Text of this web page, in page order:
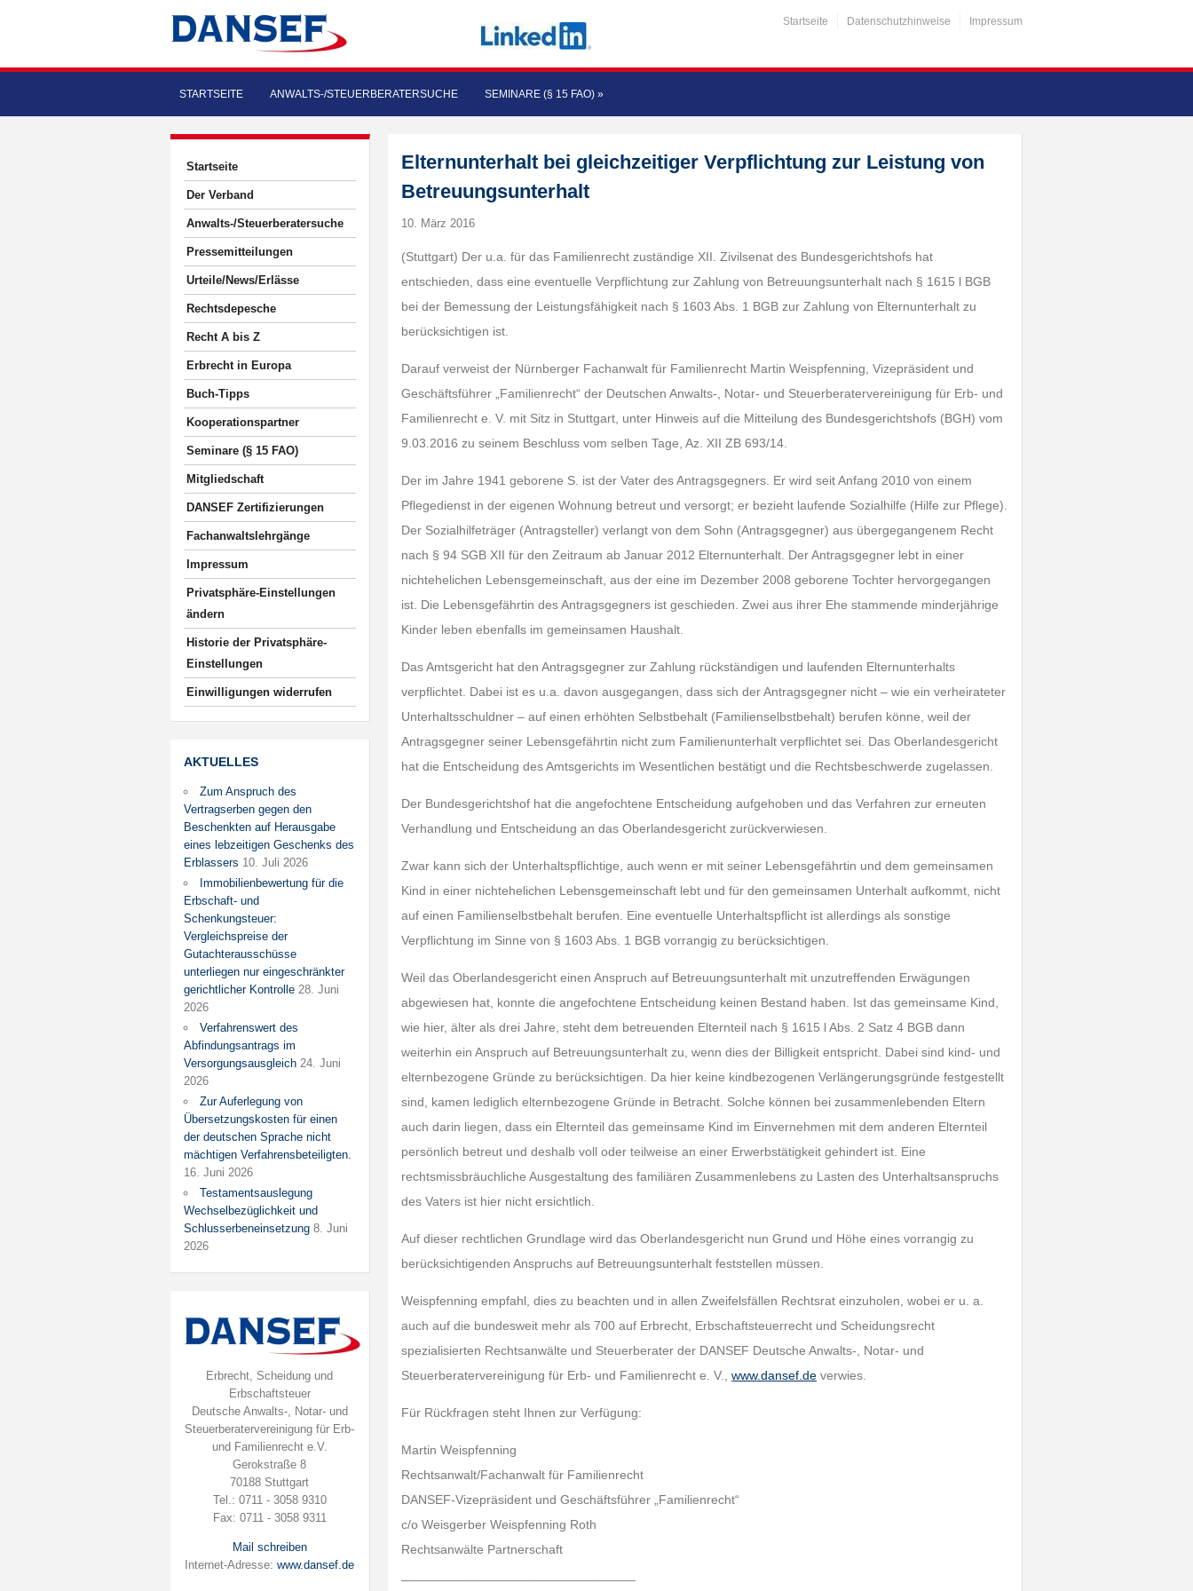
Startseite Datenschutzhinweise Impressum
STARTSEITE ANWALTS-/STEUERBERATERSUCHE SEMINARE (§ 15 FAO) »
Startseite
Der Verband
Anwalts-/Steuerberatersuche
Pressemitteilungen
Urteile/News/Erlässe
Rechtsdepesche
Recht A bis Z
Erbrecht in Europa
Buch-Tipps
Kooperationspartner
Seminare (§ 15 FAO)
Mitgliedschaft
DANSEF Zertifizierungen
Fachanwaltslehrgänge
Impressum
Privatsphäre-Einstellungen
ändern
Historie der Privatsphäre-
Einstellungen
Einwilligungen widerrufen
AKTUELLES
Zum Anspruch des
Vertragserben gegen den
Beschenkten auf Herausgabe
eines lebzeitigen Geschenks des
Erblassers 10. Juli 2026
Immobilienbewertung für die
Erbschaft- und
Schenkungsteuer:
Vergleichspreise der
Gutachterausschüsse
unterliegen nur eingeschränkter
gerichtlicher Kontrolle 28. Juni
2026
Verfahrenswert des
Abfindungsantrags im
Versorgungsausgleich 24. Juni
2026
Zur Auferlegung von
Übersetzungskosten für einen
der deutschen Sprache nicht
mächtigen Verfahrensbeteiligten.
16. Juni 2026
Testamentsauslegung
Wechselbezüglichkeit und
Schlusserbeneinsetzung 8. Juni
2026
Erbrecht, Scheidung und
Erbschaftsteuer
Deutsche Anwalts-, Notar- und
Steuerberatervereinigung für Erb-
und Familienrecht e.V.
Gerokstraße 8
70188 Stuttgart
Tel.: 0711 - 3058 9310
Fax: 0711 - 3058 9311
Mail schreiben
Internet-Adresse:www.dansef.de
Elternunterhalt bei gleichzeitiger Verpflichtung zur Leistung von
Betreuungsunterhalt
10. März 2016
(Stuttgart) Der u.a. für das Familienrecht zuständige XII. Zivilsenat des Bundesgerichtshofs hat
entschieden, dass eine eventuelle Verpflichtung zur Zahlung von Betreuungsunterhalt nach § 1615 l BGB
bei der Bemessung der Leistungsfähigkeit nach § 1603 Abs. 1 BGB zur Zahlung von Elternunterhalt zu
berücksichtigen ist.
Darauf verweist der Nürnberger Fachanwalt für Familienrecht Martin Weispfenning, Vizepräsident und
Geschäftsführer „Familienrecht“ der Deutschen Anwalts-, Notar- und Steuerberatervereinigung für Erb- und
Familienrecht e. V. mit Sitz in Stuttgart, unter Hinweis auf die Mitteilung des Bundesgerichtshofs (BGH) vom
9.03.2016 zu seinem Beschluss vom selben Tage, Az. XII ZB 693/14.
Der im Jahre 1941 geborene S. ist der Vater des Antragsgegners. Er wird seit Anfang 2010 von einem
Pflegedienst in der eigenen Wohnung betreut und versorgt; er bezieht laufende Sozialhilfe (Hilfe zur Pflege).
Der Sozialhilfeträger (Antragsteller) verlangt von dem Sohn (Antragsgegner) aus übergegangenem Recht
nach § 94 SGB XII für den Zeitraum ab Januar 2012 Elternunterhalt. Der Antragsgegner lebt in einer
nichtehelichen Lebensgemeinschaft, aus der eine im Dezember 2008 geborene Tochter hervorgegangen
ist. Die Lebensgefährtin des Antragsgegners ist geschieden. Zwei aus ihrer Ehe stammende minderjährige
Kinder leben ebenfalls im gemeinsamen Haushalt.
Das Amtsgericht hat den Antragsgegner zur Zahlung rückständigen und laufenden Elternunterhalts
verpflichtet. Dabei ist es u.a. davon ausgegangen, dass sich der Antragsgegner nicht – wie ein verheirateter
Unterhaltsschuldner – auf einen erhöhten Selbstbehalt (Familienselbstbehalt) berufen könne, weil der
Antragsgegner seiner Lebensgefährtin nicht zum Familienunterhalt verpflichtet sei. Das Oberlandesgericht
hat die Entscheidung des Amtsgerichts im Wesentlichen bestätigt und die Rechtsbeschwerde zugelassen.
Der Bundesgerichtshof hat die angefochtene Entscheidung aufgehoben und das Verfahren zur erneuten
Verhandlung und Entscheidung an das Oberlandesgericht zurückverwiesen.
Zwar kann sich der Unterhaltspflichtige, auch wenn er mit seiner Lebensgefährtin und dem gemeinsamen
Kind in einer nichtehelichen Lebensgemeinschaft lebt und für den gemeinsamen Unterhalt aufkommt, nicht
auf einen Familienselbstbehalt berufen. Eine eventuelle Unterhaltspflicht ist allerdings als sonstige
Verpflichtung im Sinne von § 1603 Abs. 1 BGB vorrangig zu berücksichtigen.
Weil das Oberlandesgericht einen Anspruch auf Betreuungsunterhalt mit unzutreffenden Erwägungen
abgewiesen hat, konnte die angefochtene Entscheidung keinen Bestand haben. Ist das gemeinsame Kind,
wie hier, älter als drei Jahre, steht dem betreuenden Elternteil nach § 1615 l Abs. 2 Satz 4 BGB dann
weiterhin ein Anspruch auf Betreuungsunterhalt zu, wenn dies der Billigkeit entspricht. Dabei sind kind- und
elternbezogene Gründe zu berücksichtigen. Da hier keine kindbezogenen Verlängerungsgründe festgestellt
sind, kamen lediglich elternbezogene Gründe in Betracht. Solche können bei zusammenlebenden Eltern
auch darin liegen, dass ein Elternteil das gemeinsame Kind im Einvernehmen mit dem anderen Elternteil
persönlich betreut und deshalb voll oder teilweise an einer Erwerbstätigkeit gehindert ist. Eine
rechtsmissbräuchliche Ausgestaltung des familiären Zusammenlebens zu Lasten des Unterhaltsanspruchs
des Vaters ist hier nicht ersichtlich.
Auf dieser rechtlichen Grundlage wird das Oberlandesgericht nun Grund und Höhe eines vorrangig zu
berücksichtigenden Anspruchs auf Betreuungsunterhalt feststellen müssen.
Weispfenning empfahl, dies zu beachten und in allen Zweifelsfällen Rechtsrat einzuholen, wobei er u. a.
auch auf die bundesweit mehr als 700 auf Erbrecht, Erbschaftsteuerrecht und Scheidungsrecht
spezialisierten Rechtsanwälte und Steuerberater der DANSEF Deutsche Anwalts-, Notar- und
Steuerberatervereinigung für Erb- und Familienrecht e. V.,www.dansef.de verwies.
Für Rückfragen steht Ihnen zur Verfügung:
Martin Weispfenning
Rechtsanwalt/Fachanwalt für Familienrecht
DANSEF-Vizepräsident und Geschäftsführer „Familienrecht“
c/o Weisgerber Weispfenning Roth
Rechtsanwälte Partnerschaft